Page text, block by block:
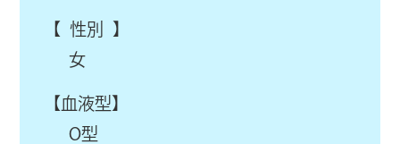
【 性別 】
女
【血液型】
O型